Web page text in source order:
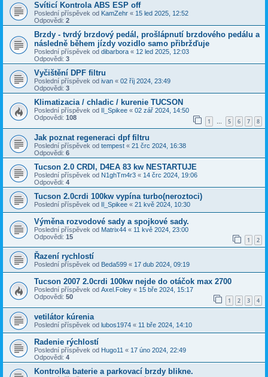
Svíticí Kontrola ABS ESP off
Poslední příspěvek od KamZehr « 15 led 2025, 12:52
Odpovědi: 2
Brzdy - tvrdý brzdový pedál, prošlápnutí brzdového pedálu a
následně během jízdy vozidlo samo přibržďuje
Poslední příspěvek od dibarbora « 12 led 2025, 12:03
Odpovědi: 3
Vyčištění DPF filtru
Poslední příspěvek od ivan « 02 říj 2024, 23:49
Odpovědi: 3
Klimatizacia / chladic / kurenie TUCSON
Poslední příspěvek od Il_Spikee « 02 zář 2024, 14:50
Odpovědi: 108 1 … 5 6 7 8
Jak poznat regeneraci dpf filtru
Poslední příspěvek od tempest « 21 črc 2024, 16:38
Odpovědi: 6
Tucson 2.0 CRDI, D4EA 83 kw NESTARTUJE
Poslední příspěvek od N1ghTm4r3 « 14 črc 2024, 19:06
Odpovědi: 4
Tucson 2.0crdi 100kw vypína turbo(neroztoci)
Poslední příspěvek od Il_Spikee « 21 kvě 2024, 10:30
Výměna rozvodové sady a spojkové sady.
Poslední příspěvek od Matrix44 « 11 kvě 2024, 23:00
Odpovědi: 15 1 2
Řazení rychlostí
Poslední příspěvek od Beda599 « 17 dub 2024, 09:19
Tucson 2007 2.0crdi 100kw nejde do otáčok max 2700
Poslední příspěvek od Axel.Foley « 15 bře 2024, 15:17
Odpovědi: 50 1 2 3 4
vetilátor kúrenia
Poslední příspěvek od lubos1974 « 11 bře 2024, 14:10
Radenie rýchlostí
Poslední příspěvek od Hugo11 « 17 úno 2024, 22:49
Odpovědi: 4
Kontrolka baterie a parkovací brzdy blikne.